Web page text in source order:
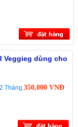
Veggieg dùng cho
Tháng.350,000 VNĐ